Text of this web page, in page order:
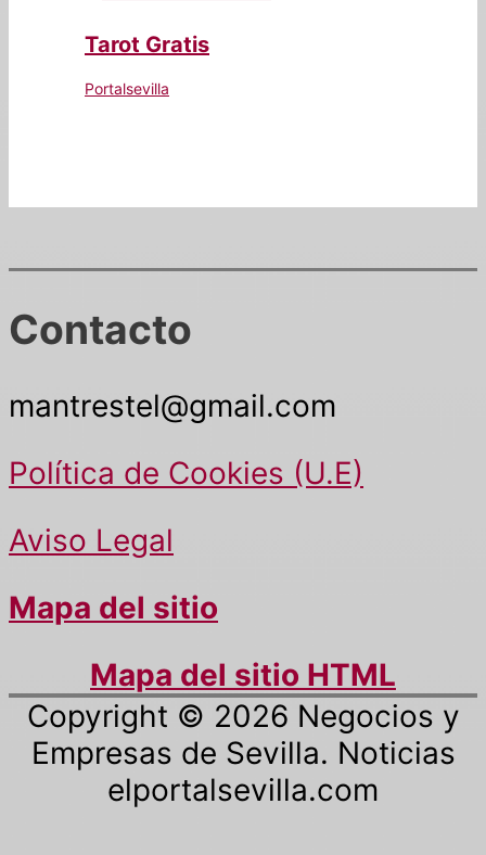
Tarot Gratis
Portalsevilla
Contacto
mantrestel@gmail.com
Política de Cookies (U.E)
Aviso Legal
Mapa del sitio
Mapa del sitio HTML
Copyright © 2026 Negocios y
Empresas de Sevilla. Noticias
elportalsevilla.com